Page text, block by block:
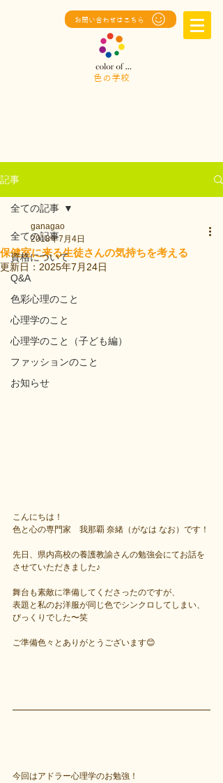
お問い合わせはこちら
色の学校
記事
全ての記事
資格について
Q&A
色彩心理のこと
心理学のこと
心理学のこと（子ども編）
ファッションのこと
お知らせ
全ての記事
保健室に来る生徒さんの気持ちを考える
ganagao
2018年7月4日
更新日： 2025年7月24日
こんにちは！
色と心の専門家　我那覇 奈緒（がなは なお）です！
先日、県内高校の養護教諭さんの勉強会にてお話を
させていただきました♪
舞台も素敵に準備してくださったのですが、
表題と私のお洋服が同じ色でシンクロしてしまい、
びっくりでした〜笑
ご準備色々とありがとうございます😊
今回はアドラー心理学のお勉強！